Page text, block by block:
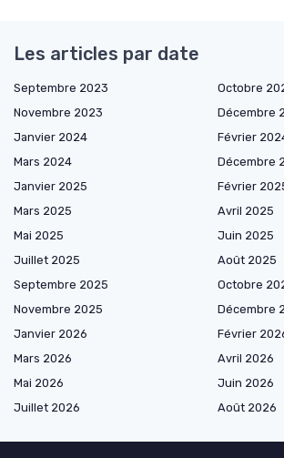
Les articles par date
Septembre 2023
Octobre
Novembre 2023
Décembre
Janvier 2024
Février
Mars 2024
Décembre
Janvier 2025
Février
Mars 2025
Avril 2025
Mai 2025
Juin 2025
Juillet 2025
Août 2025
Septembre 2025
Octobre
Novembre 2025
Décembre
Janvier 2026
Février
Mars 2026
Avril 2026
Mai 2026
Juin 2026
Juillet 2026
Août 2026